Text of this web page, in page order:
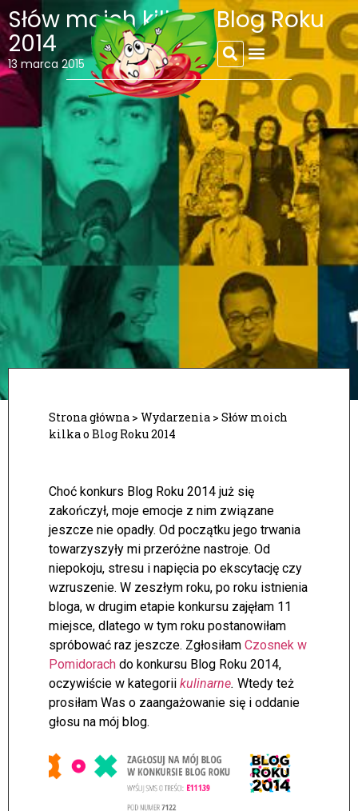
Słów moich kilka o Blog Roku
2014
13 marca 2015
Strona główna > Wydarzenia > Słów moich
kilka o Blog Roku 2014
Choć konkurs Blog Roku 2014 już się
zakończył, moje emocje z nim związane
jeszcze nie opadły. Od początku jego trwania
towarzyszyły mi przeróżne nastroje. Od
niepokoju, stresu i napięcia po ekscytację czy
wzruszenie. W zeszłym roku, po roku istnienia
bloga, w drugim etapie konkursu zajęłam 11
miejsce, dlatego w tym roku postanowiłam
spróbować raz jeszcze. Zgłosiłam Czosnek w
Pomidorach do konkursu Blog Roku 2014,
oczywiście w kategorii kulinarne. Wtedy też
prosiłam Was o zaangażowanie się i oddanie
głosu na mój blog.